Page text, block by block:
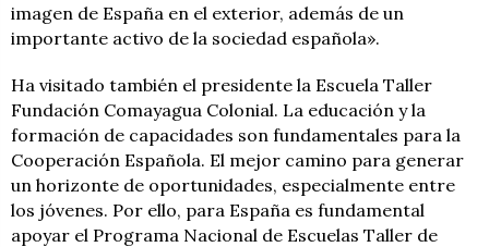
imagen de España en el exterior, además de un
importante activo de la sociedad española».
Ha visitado también el presidente la Escuela Taller
Fundación Comayagua Colonial. La educación y la
formación de capacidades son fundamentales para la
Cooperación Española. El mejor camino para generar
un horizonte de oportunidades, especialmente entre
los jóvenes. Por ello, para España es fundamental
apoyar el Programa Nacional de Escuelas Taller de